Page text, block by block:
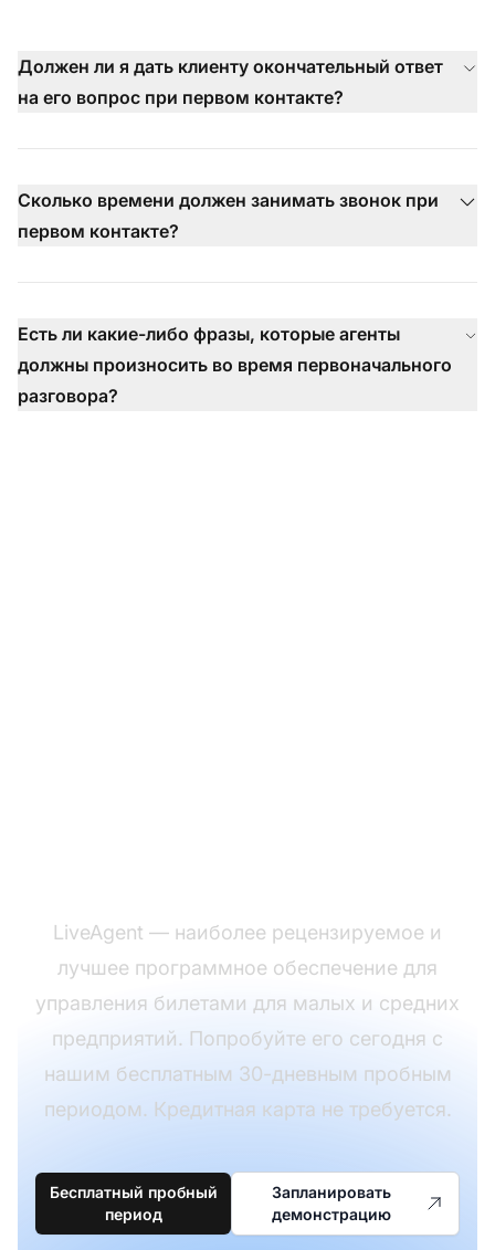
Должен ли я дать клиенту окончательный ответ
на его вопрос при первом контакте?
Сколько времени должен занимать звонок при
первом контакте?
Есть ли какие-либо фразы, которые агенты
должны произносить во время первоначального
разговора?
LiveAgent — наиболее рецензируемое и
лучшее программное обеспечение для
управления билетами для малых и средних
предприятий. Попробуйте его сегодня с
нашим бесплатным 30-дневным пробным
периодом. Кредитная карта не требуется.
Бесплатный пробный
период
Запланировать
демонстрацию